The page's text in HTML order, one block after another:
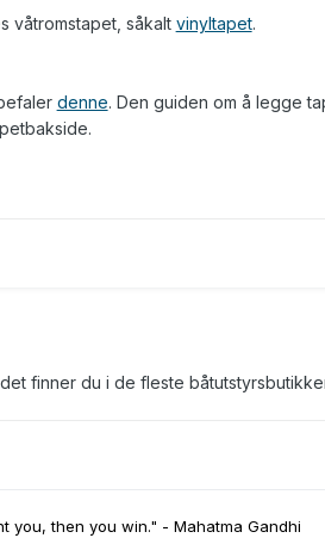
våtromstapet, såkalt vinyltapet.
denne. Den guiden om å legge
finner du i de fleste
you, then you win." - Mahatma Gandhi